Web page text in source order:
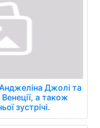
Джолі та
а також
зустрічі.